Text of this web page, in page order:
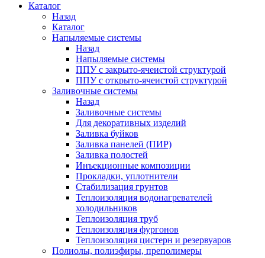
Каталог
Назад
Каталог
Напыляемые системы
Назад
Напыляемые системы
ППУ с закрыто-ячеистой структурой
ППУ с открыто-ячеистой структурой
Заливочные системы
Назад
Заливочные системы
Для декоративных изделий
Заливка буйков
Заливка панелей (ПИР)
Заливка полостей
Инъекционные композиции
Прокладки, уплотнители
Стабилизация грунтов
Теплоизоляция водонагревателей
холодильников
Теплоизоляция труб
Теплоизоляция фургонов
Теплоизоляция цистерн и резервуаров
Полиолы, полиэфиры, преполимеры